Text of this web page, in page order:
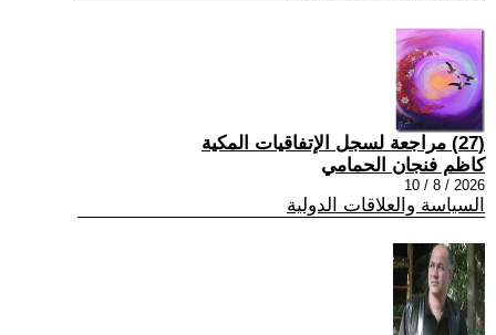
(27) مراجعة لسجل الإتفاقيات المكية
كاظم فنجان الحمامي
2026 / 8 / 10
السياسة والعلاقات الدولية